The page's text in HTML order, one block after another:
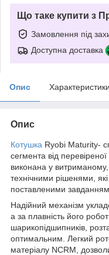
Що таке купити з
Замовлення під
Доступна доставка
Опис Характеристики
Опис
Котушка Ryobi Maturity-
сегмента від
виконана у
технічними рішенями,
поставленими
Надійний механізм
а за плавність його
шарикопідшипників,
оптимальним. Легкий
матеріалу NCRM,